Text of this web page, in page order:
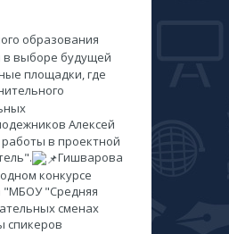
образования
в выборе будущей
площадки, где
Алексей
в проектной
Гишварова
конкурсе
"МБОУ "Средняя
сменах
спикеров